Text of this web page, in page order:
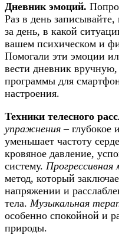
Дневник эмоций.
Раз в день
за день, в какой
вашем психическом и
Помогали эти эмоции
вести дневник
программы для
настроения.
Техники телесного
упражнения – глубокое
уменьшает частоту
кровяное давление,
систему. Прогрессивная
метод, который
напряжении и
тела. Музыкальная
особенно спокойной и
природы.